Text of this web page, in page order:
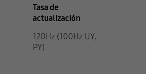
Tasa de
actualización
120Hz (100Hz UY,
PY)